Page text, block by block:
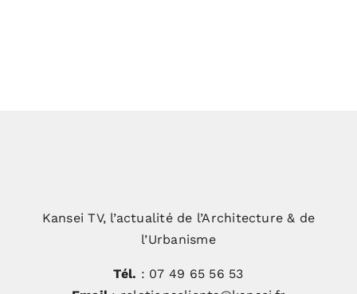
Kansei TV, l’actualité de l’Architecture & de
l’Urbanisme
Tél. : 07 49 65 56 53